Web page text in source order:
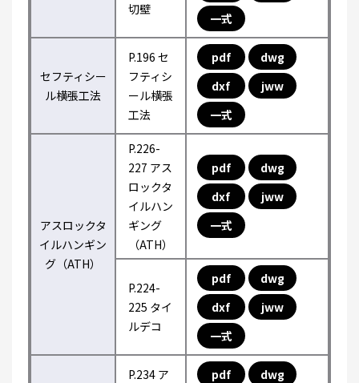
切壁
一式
セフティシー
ル横張工法
P.196 セ
フティシ
ール横張
工法
pdf
dwg
dxf
jww
一式
アスロックタ
イルハンギン
グ（ATH）
P.226-
227 アス
ロックタ
イルハン
ギング
（ATH）
pdf
dwg
dxf
jww
一式
P.224-
225 タイ
ルデコ
pdf
dwg
dxf
jww
一式
P.234 ア
pdf
dwg